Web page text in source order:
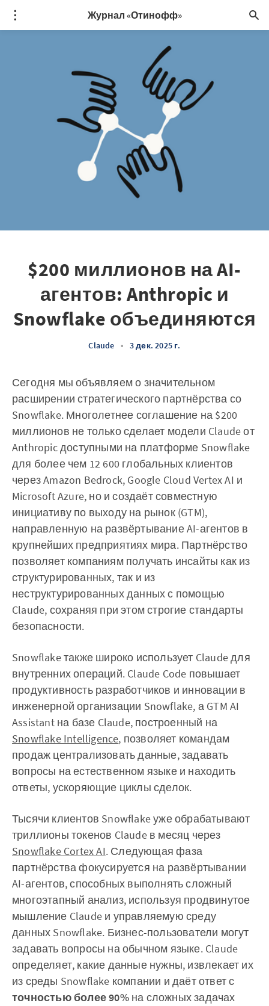
Журнал «Отинофф»
$200 миллионов на AI-
агентов: Anthropic и
Snowflake объединяются
Claude • 3 дек. 2025 г.
Сегодня мы объявляем о значительном
расширении стратегического партнёрства со
Snowflake. Многолетнее соглашение на $200
миллионов не только сделает модели Claude от
Anthropic доступными на платформе Snowflake
для более чем 12 600 глобальных клиентов
через Amazon Bedrock, Google Cloud Vertex AI и
Microsoft Azure, но и создаёт совместную
инициативу по выходу на рынок (GTM),
направленную на развёртывание AI-агентов в
крупнейших предприятиях мира. Партнёрство
позволяет компаниям получать инсайты как из
структурированных, так и из
неструктурированных данных с помощью
Claude, сохраняя при этом строгие стандарты
безопасности.
Snowflake также широко использует Claude для
внутренних операций. Claude Code повышает
продуктивность разработчиков и инновации в
инженерной организации Snowflake, а GTM AI
Assistant на базе Claude, построенный на
Snowflake Intelligence, позволяет командам
продаж централизовать данные, задавать
вопросы на естественном языке и находить
ответы, ускоряющие циклы сделок.
Тысячи клиентов Snowflake уже обрабатывают
триллионы токенов Claude в месяц через
Snowflake Cortex AI. Следующая фаза
партнёрства фокусируется на развёртывании
AI-агентов, способных выполнять сложный
многоэтапный анализ, используя продвинутое
мышление Claude и управляемую среду
данных Snowflake. Бизнес-пользователи могут
задавать вопросы на обычном языке. Claude
определяет, какие данные нужны, извлекает их
из среды Snowflake компании и даёт ответ с
точностью более 90%на сложных задачах